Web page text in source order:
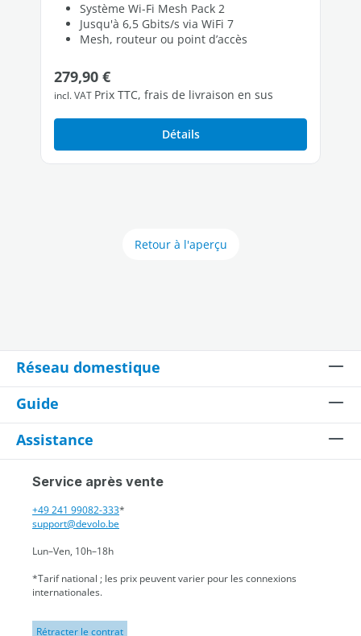
Système Wi-Fi Mesh Pack 2
Jusqu'à 6,5 Gbits/s via WiFi 7
Mesh, routeur ou point d’accès
Prix régulier :
279,90 €
incl. VAT Prix TTC, frais de livraison en sus
Détails
Retour à l'aperçu
Réseau domestique
Guide
Assistance
Service après vente
+49 241 99082-333*
support@devolo.be
Lun–Ven, 10h–18h
*Tarif national ; les prix peuvent varier pour les connexions
internationales.
Rétracter le contrat